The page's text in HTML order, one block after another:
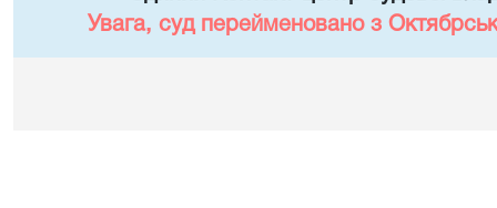
Увага, суд перейменовано з